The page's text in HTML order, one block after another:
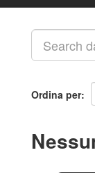
Ordina per